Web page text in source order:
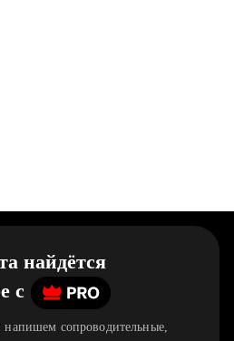
найдётся
c
сопроводительные,